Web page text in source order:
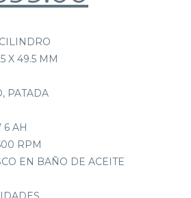
X 49.5 MM
PATADA
6 AH
RPM
EN BAÑO DE ACEITE